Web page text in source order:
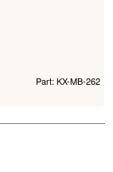
Part: KX-MB-262